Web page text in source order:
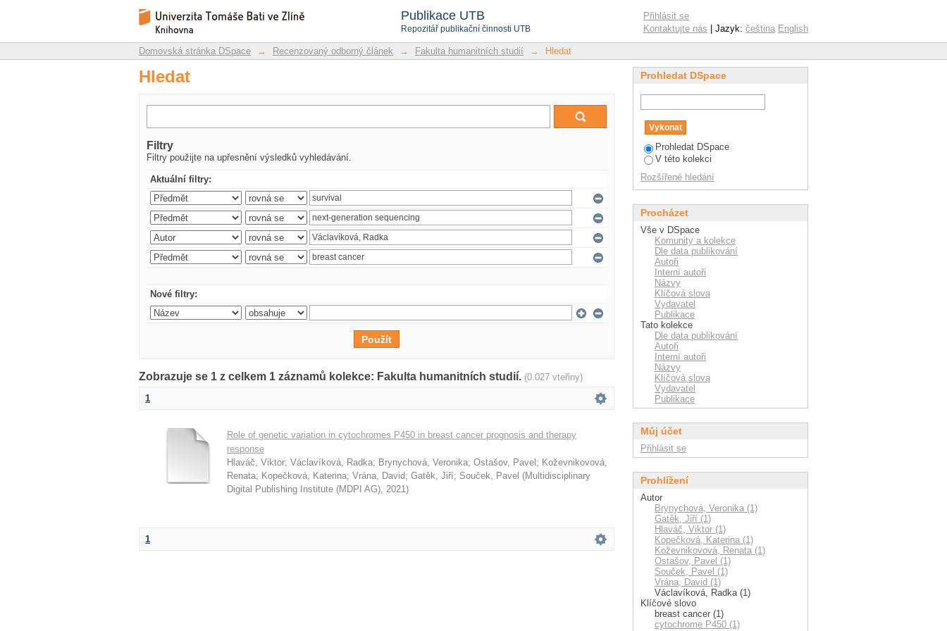
Publikace UTB
Repozitář publikační činnosti UTB
Hledat
Repozitář DSpace/Manakin
Přihlásit se
Kontaktujte nás | Jazyk: čeština English
Domovská stránka DSpace → Recenzovaný odborný článek → Fakulta humanitních studií → Hledat
Hledat
Filtry
Filtry použijte na upřesnění výsledků vyhledávání.
Aktuální filtry:
Nové filtry:
Zobrazuje se 1 z celkem 1 záznamů kolekce: Fakulta humanitních studií. (0.027 vteřiny)
1
Role of genetic variation in cytochromes P450 in breast cancer prognosis and therapy
response
Hlaváč, Viktor; Václavíková, Radka; Brynychová, Veronika; Ostašov, Pavel ; Koževnikovová,
Renata; Kopečková, Katerina; Vrána, David; Gatěk, Jiří; Souček, Pavel (Multidisciplinary
Digital Publishing Institute (MDPI AG), 2021)
1
Prohledat DSpace
Prohledat DSpace
V této kolekci
Rozšířené hledání
Procházet
Vše v DSpace
Komunity a kolekce
Dle data publikování
Autoři
Interní autoři
Názvy
Klíčová slova
Vydavatel
Publikace
Tato kolekce
Dle data publikování
Autoři
Interní autoři
Názvy
Klíčová slova
Vydavatel
Publikace
Můj účet
Přihlásit se
Prohlížení
Autor
Brynychová, Veronika (1)
Gatěk, Jiří (1)
Hlaváč, Viktor (1)
Kopečková, Katerina (1)
Koževnikovová, Renata (1)
Ostašov, Pavel (1)
Souček, Pavel (1)
Vrána, David (1)
Václavíková, Radka (1)
Klíčové slovo
breast cancer (1)
cytochrome P450 (1)